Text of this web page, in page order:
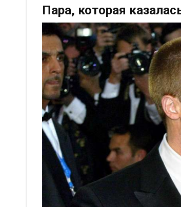
Пара, которая